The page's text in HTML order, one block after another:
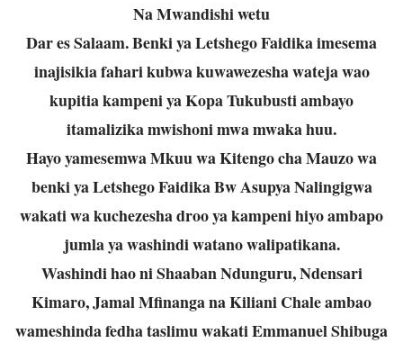
Na Mwandishi wetu
Dar es Salaam. Benki ya Letshego Faidika imesema
inajisikia fahari kubwa kuwawezesha wateja wao
kupitia kampeni ya Kopa Tukubusti ambayo
itamalizika mwishoni mwa mwaka huu.
Hayo yamesemwa Mkuu wa Kitengo cha Mauzo wa
benki ya Letshego Faidika Bw Asupya Nalingigwa
wakati wa kuchezesha droo ya kampeni hiyo ambapo
jumla ya washindi watano walipatikana.
Washindi hao ni Shaaban Ndunguru, Ndensari
Kimaro, Jamal Mfinanga na Kiliani Chale ambao
wameshinda fedha taslimu wakati Emmanuel Shibuga